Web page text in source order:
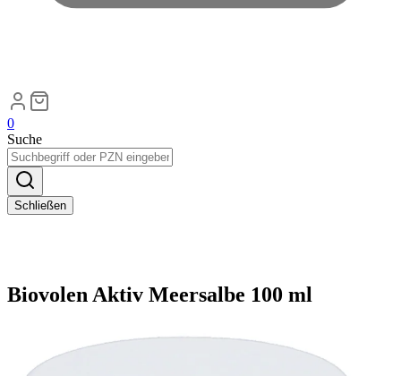
0
Suche
Schließen
Biovolen Aktiv Meersalbe 100 ml